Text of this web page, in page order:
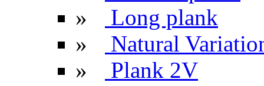
»
Long plank
»
Natural
»
Plank 2V